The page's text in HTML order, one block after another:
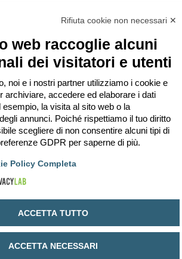
Rifiuta cookie non necessari ✕
web raccoglie alcuni
dei visitatori e utenti
noi e i nostri partner utilizziamo i cookie e
archiviare, accedere ed elaborare i dati
la visita al sito web o la
annunci. Poiché rispettiamo il tuo diritto
scegliere di non consentire alcuni tipi di
GDPR per saperne di più.
Policy Completa
ACCETTA TUTTO
ACCETTA NECESSARI